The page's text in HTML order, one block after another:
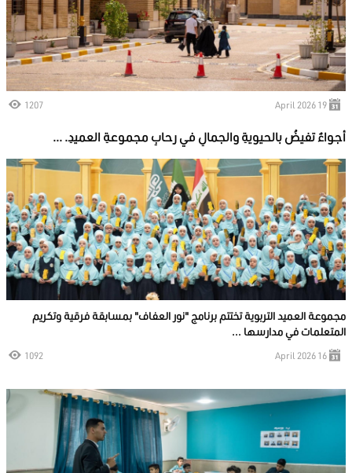
19 April 2026
1207
أجواءٌ تفيضُ بالحيويةِ والجمالِ في رحابِ مجموعةِ العميدِ. ...
مجموعة العميد التربوية تختتم برنامج "نور العفاف" بمسابقة فرقية وتكريم
المتعلمات في مدارسها ...
16 April 2026
1092